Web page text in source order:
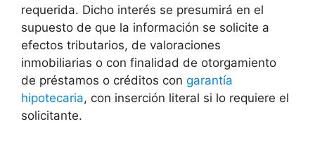
requerida. Dicho interés se presumirá en el
supuesto de que la información se solicite a
efectos tributarios, de valoraciones
inmobiliarias o con finalidad de otorgamiento
de préstamos o créditos con garantía
hipotecaria, con inserción literal si lo requiere el
solicitante.